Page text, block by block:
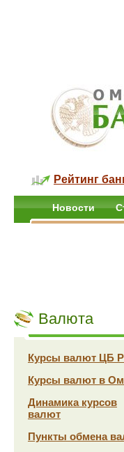
Рейтинг
Новости
Валюта
Курсы валют ЦБ
Курсы валют в
Динамика курсов
валют
Пункты обмена